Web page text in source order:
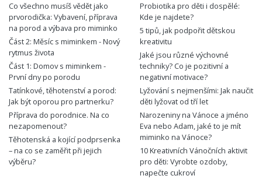
Co všechno musíš vědět jako
prvorodička: Vybavení, příprava
na porod a výbava pro miminko
Část 2: Měsíc s miminkem - Nový
rytmus života
Část 1: Domov s miminkem -
První dny po porodu
Tatínkové, těhotenství a porod:
Jak být oporou pro partnerku?
Příprava do porodnice. Na co
nezapomenout?
Těhotenská a kojící podprsenka
– na co se zaměřit při jejich
výběru?
Probiotika pro děti i dospělé:
Kde je najdete?
5 tipů, jak podpořit dětskou
kreativitu
Jaké jsou různé výchovné
techniky? Co je pozitivní a
negativní motivace?
Lyžování s nejmenšími: Jak naučit
děti lyžovat od tří let
Narozeniny na Vánoce a jméno
Eva nebo Adam, jaké to je mít
miminko na Vánoce?
10 Kreativních Vánočních aktivit
pro děti: Vyrobte ozdoby,
napečte cukroví